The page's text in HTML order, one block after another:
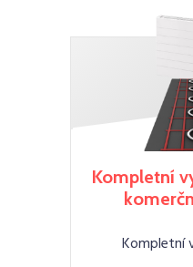
Kompletní
Kompletní